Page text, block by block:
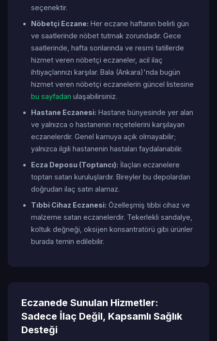
seçenektir.
Nöbetçi Eczane: Her eczane haftanın belirli gün
ve saatlerinde nöbet tutmak zorundadır. Gece
saatlerinde, hafta sonlarında ve resmi tatillerde
hizmet veren nöbetçi eczaneler, acil ilaç
ihtiyaçlarınızı karşılar. Bala (Ankara)'nda bugün
hizmet veren nöbetçi eczanelerin güncel listesine
bu sayfadan ulaşabilirsiniz.
Hastane Eczanesi: Hastane bünyesinde yer alan
ve yalnızca o hastanenin reçetelerini karşılayan
eczanelerdir. Genel kamuya açık olmayabilir;
yalnızca ilgili hastanenin hastaları faydalanabilir.
Ecza Deposu (Toptancı): İlaçları eczanelere
toptan satan kuruluşlardır. Bireyler bu depolardan
doğrudan ilaç satın alamaz.
Tıbbi Cihaz Eczanesi: Özelleşmiş tıbbi cihaz ve
malzeme satan eczanelerdir. Tekerlekli sandalye,
koltuk değneği, oksijen konsantratörü gibi ürünler
burada temin edilebilir.
Eczanede Sunulan Hizmetler:
Sadece İlaç Değil, Kapsamlı Sağlık
Desteği